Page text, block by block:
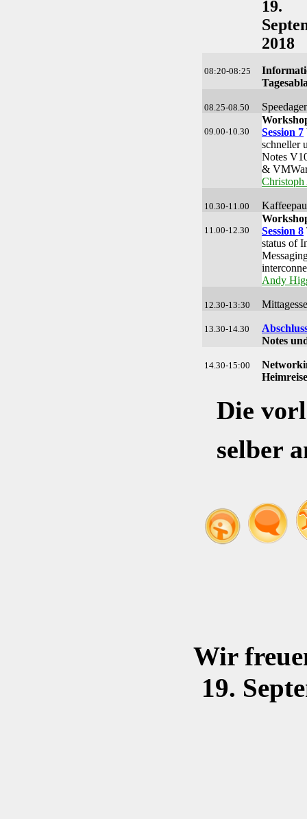
19.
2018
08:20-08:25
08.25-08.50
09.00-10.30
Session 7
schneller
Notes
&
10.30-11.00
11.00-12.30
Session 8
status of
Andy
12.30-13:30
13.30-14.30
Notes
14.30-15:00
Heimreise
Die
selber
Wir
19.